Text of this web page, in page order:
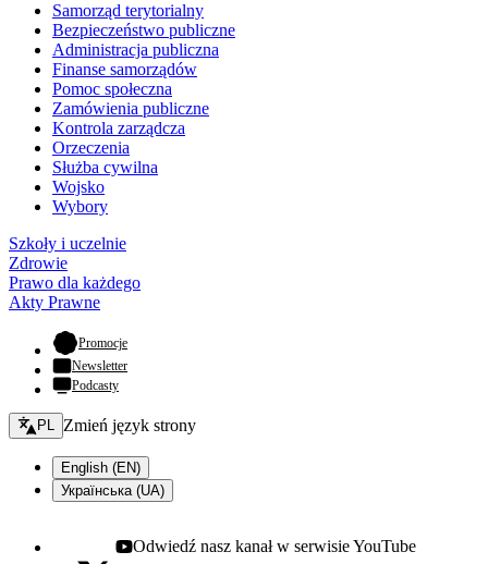
Samorząd terytorialny
Bezpieczeństwo publiczne
Administracja publiczna
Finanse samorządów
Pomoc społeczna
Zamówienia publiczne
Kontrola zarządcza
Orzeczenia
Służba cywilna
Wojsko
Wybory
Szkoły i uczelnie
Zdrowie
Prawo dla każdego
Akty Prawne
Promocje- otwiera się w nowej karcie
Newsletter
Podcasty
Zmień język - bieżący:
PL Zmień język strony
English (EN)
Українська (UA)
Youtube - otwiera się w nowej karcie
Odwiedź nasz kanał w serwisie YouTube